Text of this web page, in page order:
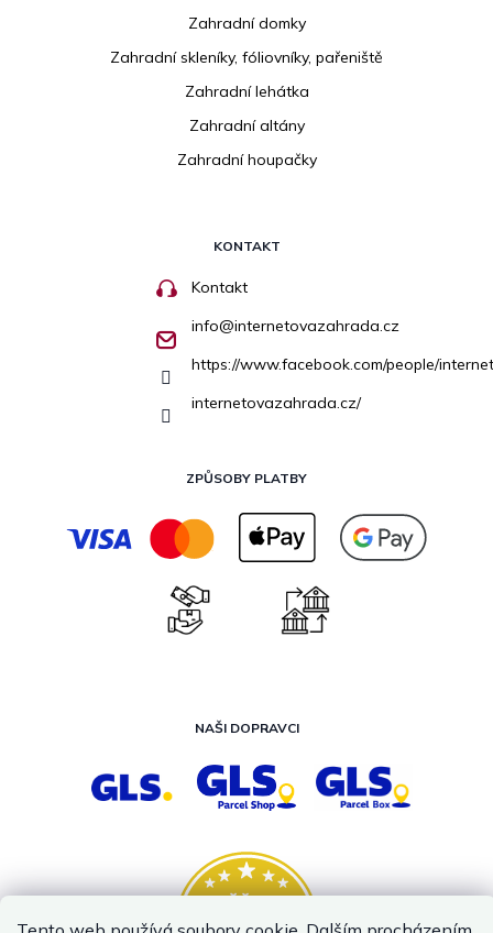
Zahradní domky
Zahradní skleníky, fóliovníky, pařeniště
Zahradní lehátka
Zahradní altány
Zahradní houpačky
KONTAKT
Kontakt
info@internetovazahrada.cz
https://www.facebook.com/people/
internetovazahrada.cz/
ZPŮSOBY PLATBY
NAŠI DOPRAVCI